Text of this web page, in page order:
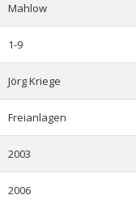
Mahlow
1-9
Jörg Kriege
Freianlagen
2003
2006